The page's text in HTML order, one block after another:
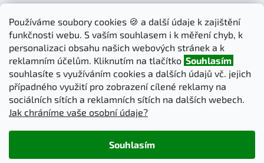
Používáme soubory cookies 🍪 a další údaje k zajištění
funkčnosti webu. S vaším souhlasem i k měření chyb, k
personalizaci obsahu našich webových stránek a k
reklamním účelům. Kliknutím na tlačítko Souhlasím
souhlasíte s využíváním cookies a dalších údajů vč. jejich
případného využití pro zobrazení cílené reklamy na
sociálních sítích a reklamních sítích na dalších webech.
Jak chráníme vaše osobní údaje?
Souhlasím
Odebírat newsletter
Vložte svůj e-mail a my vám budeme zasílat informace o nových
produktech na našem e-shopu.
E-mail
PŘIHLÁSIT SE